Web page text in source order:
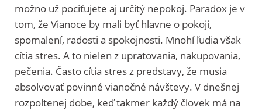
možno už pociťujete aj určitý nepokoj. Paradox je v
tom, že Vianoce by mali byť hlavne o pokoji,
spomalení, radosti a spokojnosti. Mnohí ľudia však
cítia stres. A to nielen z upratovania, nakupovania,
pečenia. Často cítia stres z predstavy, že musia
absolvovať povinné vianočné návštevy. V dnešnej
rozpoltenej dobe, keď takmer každý človek má na